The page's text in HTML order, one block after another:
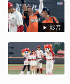
影音